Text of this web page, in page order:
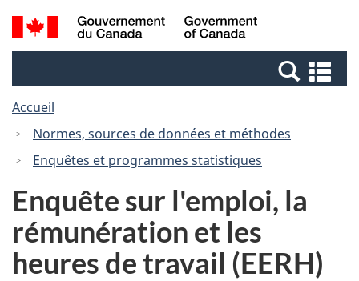
Passer
au
Passer
à
Canada
Recherche
et
et
Accueil
Normes, sources de données et méthodes
Enquêtes et programmes statistiques
Enquête sur l'emploi, la
rémunération et les
heures de travail (EERH)